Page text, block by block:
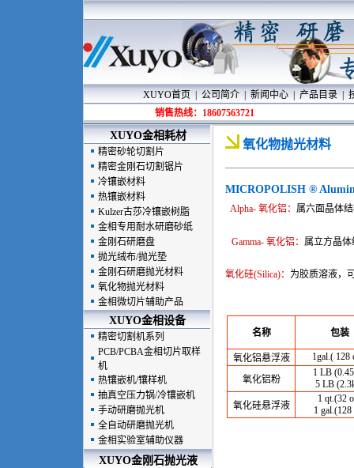
XUYO首页 公司简介 新闻中心 产品目录
销售热线：18607563721
XUYO金相耗材
精密砂轮切割片
精密金刚石切割锯片
冷镶嵌材料
热镶嵌材料
Kulzer古莎冷镶嵌树脂
金相专用耐水研磨砂纸
金刚石研磨盘
抛光绒布/抛光垫
金刚石研磨抛光材料
氧化物抛光材料
金相微切片辅助产品
XUYO金相设备
精密切割机系列
PCB/PCBA金相切片取样
机
热镶嵌机/镶样机
抽真空压力锅/冷镶嵌机
手动研磨抛光机
全自动研磨抛光机
金相实验室辅助仪器
XUYO金刚石抛光液
氧化物抛光材料
MICROPOLISH ®
Alpha- 氧化铝： 属六面晶体
Gamma- 氧化铝： 属立方晶体
氧化硅(Silica)： 为胶质溶液，
名称 包装
氧化铝悬浮液 1gal.( 128
氧化铝粉
1 LB
5 LB
氧化硅悬浮液
1 qt.(32
1 gal.(128